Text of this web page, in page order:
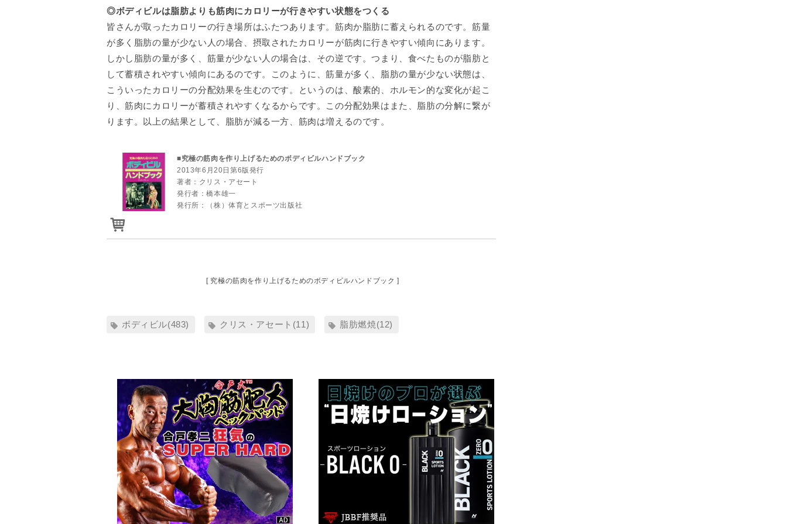
◎ボディビルは脂肪よりも筋肉にカロリーが行きやすい状態をつくる
皆さんが取ったカロリーの行き場所はふたつあります。筋肉か脂肪に蓄えられるのです。筋量
が多く脂肪の量が少ない人の場合、摂取されたカロリーが筋肉に行きやすい傾向にあります。
しかし脂肪の量が多く、筋量が少ない人の場合は、その逆です。つまり、食べたものが脂肪と
して蓄積されやすい傾向にあるのです。このように、筋量が多く、脂肪の量が少ない状態は、
こういったカロリーの分配効果を生むのです。というのは、酸素的、ホルモン的な変化が起こ
り、筋肉にカロリーが蓄積されやすくなるからです。この分配効果はまた、脂肪の分解に繋が
ります。以上の結果として、脂肪が減る一方、筋肉は増えるのです。
■究極の筋肉を作り上げるためのボディビルハンドブック
2013年6月20日第6版発行
著者：クリス・アセート
発行者：橋本雄一
発行所：（株）体育とスポーツ出版社
[ 究極の筋肉を作り上げるためのボディビルハンドブック ]
ボディビル(483) クリス・アセート(11) 脂肪燃焼(12)